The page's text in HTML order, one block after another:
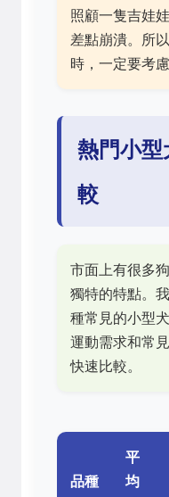
照顧一隻吉娃
差點崩潰。所
時，一定要考
熱門小
較
市面上有很多
獨特的特點。
種常見的小型
運動需求和常
快速比較。
品種
平
均